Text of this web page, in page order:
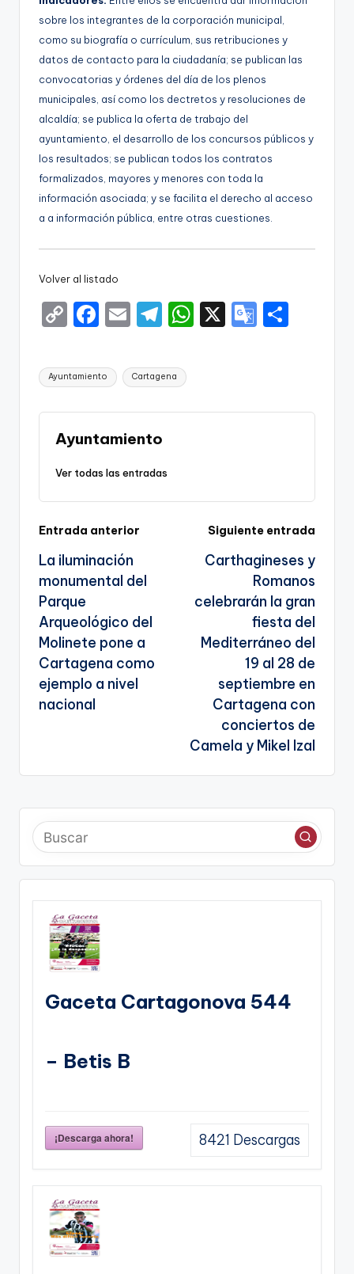
sobre los integrantes de la corporación municipal,
como su biografía o currículum, sus retribuciones y
datos de contacto para la ciudadanía; se publican las
convocatorias y órdenes del día de los plenos
municipales, así como los dectretos y resoluciones de
alcaldía; se publica la oferta de trabajo del
ayuntamiento, el desarrollo de los concursos públicos y
los resultados; se publican todos los contratos
formalizados, mayores y menores con toda la
información asociada; y se facilita el derecho al acceso
a a información pública, entre otras cuestiones.
Volver al listado
C
p
y
Li
n
k
F
c
e
b
o
o
E
ai
l
T
e
gr
a
W
A
X
G
e
a
te
Etiquetas:
Ayuntamiento Cartagena
Ayuntamiento
Ver todas las entradas
Navegación
de
entradas
Entrada anterior
La iluminación
monumental del
Parque
Arqueológico del
Molinete pone a
Cartagena como
ejemplo a nivel
nacional
Siguiente entrada
Carthagineses y
Romanos
celebrarán la gran
fiesta del
Mediterráneo del
19 al 28 de
septiembre en
Cartagena con
conciertos de
Camela y Mikel Izal
Gaceta Cartagonova 544
– Betis B
¡Descarga ahora! 8421 Descargas